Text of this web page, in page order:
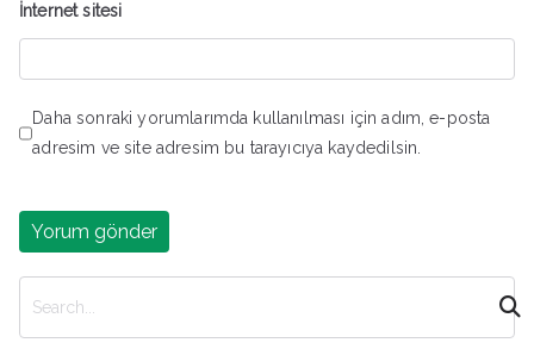
İnternet sitesi
Daha sonraki yorumlarımda kullanılması için adım, e-posta
adresim ve site adresim bu tarayıcıya kaydedilsin.